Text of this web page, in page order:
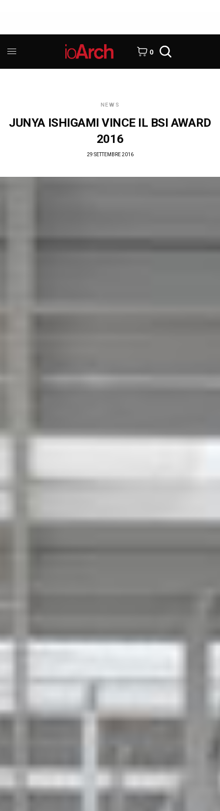
0
NEWS
JUNYA ISHIGAMI VINCE IL BSI AWARD
2016
29 SETTEMBRE 2016